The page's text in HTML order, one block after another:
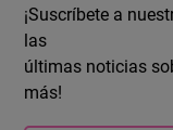
¡Suscríbete a
las
últimas noticias
más!